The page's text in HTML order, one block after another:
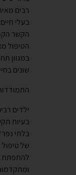
רבים
בעלי
הקשר
הטיפול
במגוון
שונים
ילדים
בעיות
בלתי
של
להתפתח